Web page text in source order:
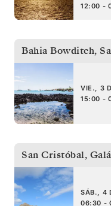
12:00 -
Bahia Bowditch,
VIE., 3
15:00 -
San Cristóbal,
SÁB., 4
06:30 -